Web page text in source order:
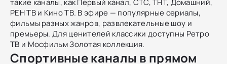
такие каналы, как Первый канал, СТС, ТНТ, Домашний,
РЕН ТВ и Кино ТВ. В эфире — популярные сериалы,
фильмы разных жанров, развлекательные шоу и
премьеры. Для ценителей классики доступны Ретро
ТВ и Мосфильм Золотая коллекция.
Спортивные каналы в прямом